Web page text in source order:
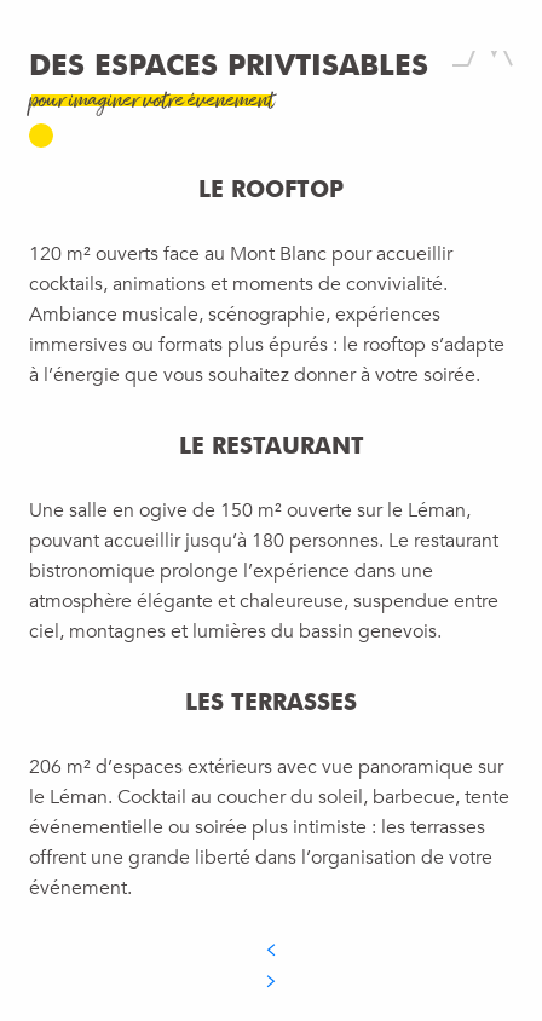
DES ESPACES PRIVTISABLES
pour imaginer votre évenement
LE ROOFTOP
120 m² ouverts face au Mont Blanc pour accueillir
cocktails, animations et moments de convivialité.
Ambiance musicale, scénographie, expériences
immersives ou formats plus épurés : le rooftop s’adapte
à l’énergie que vous souhaitez donner à votre soirée.
LE RESTAURANT
Une salle en ogive de 150 m² ouverte sur le Léman,
pouvant accueillir jusqu’à 180 personnes. Le restaurant
bistronomique prolonge l’expérience dans une
atmosphère élégante et chaleureuse, suspendue entre
ciel, montagnes et lumières du bassin genevois.
LES TERRASSES
206 m² d’espaces extérieurs avec vue panoramique sur
le Léman. Cocktail au coucher du soleil, barbecue, tente
événementielle ou soirée plus intimiste : les terrasses
offrent une grande liberté dans l’organisation de votre
événement.